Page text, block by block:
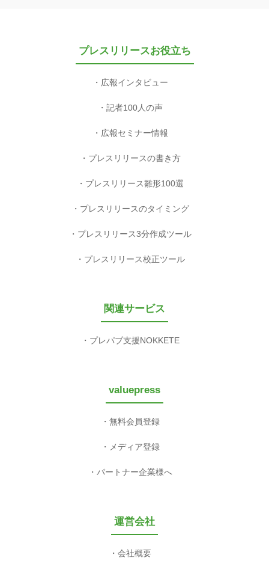
プレスリリースお役立ち
広報インタビュー
記者100人の声
広報セミナー情報
プレスリリースの書き方
プレスリリース雛形100選
プレスリリースのタイミング
プレスリリース3分作成ツール
プレスリリース校正ツール
関連サービス
プレパブ支援NOKKETE
valuepress
無料会員登録
メディア登録
パートナー企業様へ
運営会社
会社概要